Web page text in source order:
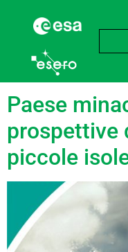
Tag:
Paese
prospettive
piccole